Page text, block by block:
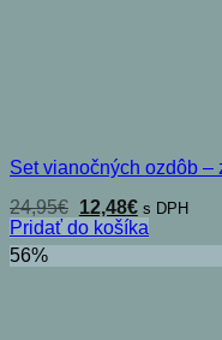
Set vianočných ozdôb –
24,95€ Pôvodná
cena
bola:
24,95€.
12,48€Aktuálna
cena
je:
12,48€.
s DPH
Pridať do košíka
56%